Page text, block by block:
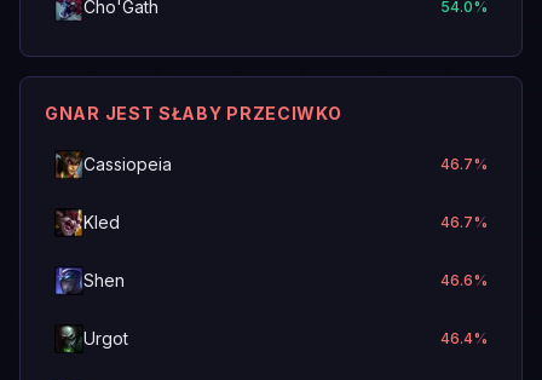
Cho'Gath 54.0%
GNAR JEST SŁABY PRZECIWKO
Cassiopeia 46.7%
Kled 46.7%
Shen 46.6%
Urgot 46.4%